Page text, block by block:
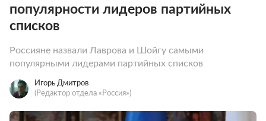
популярности лидеров партийных
списков
Россияне назвали Лаврова и Шойгу самыми
популярными лидерами партийных списков
Игорь Дмитров
(Редактор отдела «Россия»)